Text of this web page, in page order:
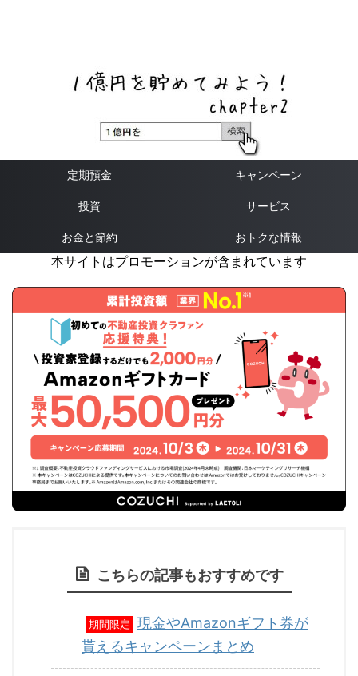
定期預金 キャンペーン
投資 サービス
お金と節約 おトクな情報
本サイトはプロモーションが含まれています
こちらの記事もおすすめです
期間限定
現金やAmazonギフト券が
貰えるキャンペーンまとめ